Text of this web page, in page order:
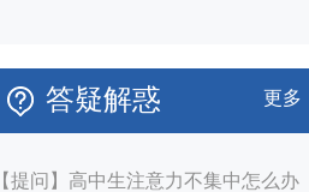
答疑解惑 更多
【提问】高中生注意力不集中怎么办